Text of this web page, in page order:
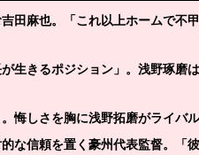
田麻也。「これ以上ホームで不
生きるポジション」。浅野琢磨
悔しさを胸に浅野拓磨がライバ
な信頼を置く豪州代表監督。「